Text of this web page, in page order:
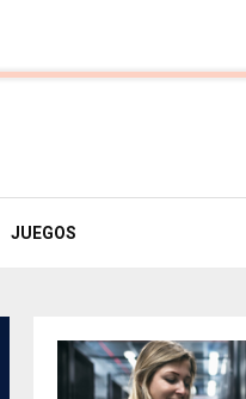
JUEGOS